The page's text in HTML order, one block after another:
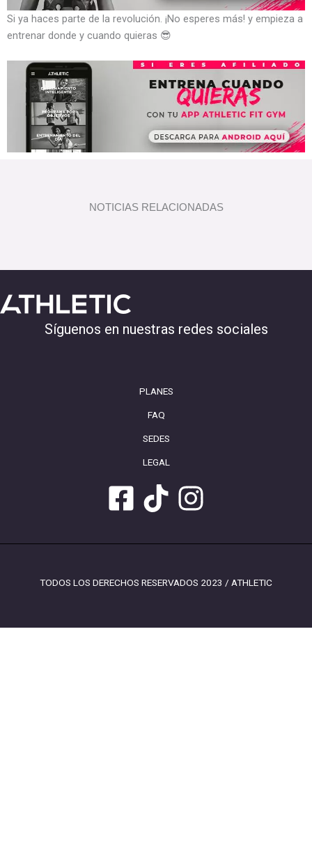
Si ya haces parte de la revolución. ¡No esperes más! y empieza a
entrenar donde y cuando quieras 😎
NOTICIAS RELACIONADAS
Síguenos en nuestras redes sociales
PLANES
FAQ
SEDES
LEGAL
TODOS LOS DERECHOS RESERVADOS 2023 / ATHLETIC